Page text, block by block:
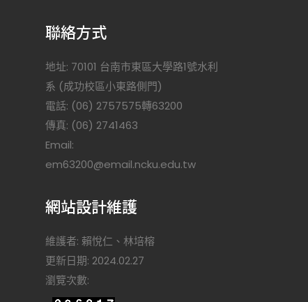
聯絡方式
地址: 70101 台南市東區大學路1號水利
系 (成功校區小東路側門)
電話: (06) 2757575轉63200
傳真: (06) 2741463
Email:
em63200@email.ncku.edu.tw
網站設計維護
維護者: 賴悅仁、林培榕
更新日期: 2024.02.27
瀏覽次數: